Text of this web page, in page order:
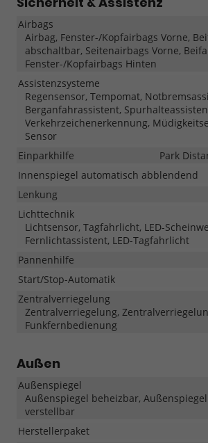
Airbags
Airbag, Fenster-/Kopfairbags Vorne,
abschaltbar, Seitenairbags Vorne,
Fenster-/Kopfairbags Hinten
Assistenzsysteme
Regensensor, Tempomat,
Berganfahrassistent,
Verkehrzeichenerkennung,
Sensor
Einparkhilfe
Park
Innenspiegel automatisch abblendend
Lenkung
Lichttechnik
Lichtsensor, Tagfahrlicht, LED-
Fernlichtassistent, LED-Tagfahrlicht
Pannenhilfe
Start/Stop-Automatik
Zentralverriegelung
Zentralverriegelung,
Funkfernbedienung
Außen
Außenspiegel
Außenspiegel beheizbar,
verstellbar
Herstellerpaket